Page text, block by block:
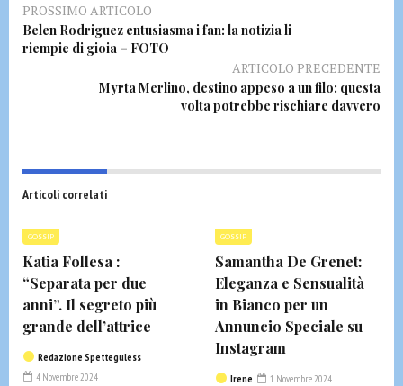
PROSSIMO ARTICOLO
Belen Rodriguez entusiasma i fan: la notizia li
riempie di gioia – FOTO
ARTICOLO PRECEDENTE
Myrta Merlino, destino appeso a un filo: questa
volta potrebbe rischiare davvero
Articoli correlati
GOSSIP
Katia Follesa :
“Separata per due
anni”. Il segreto più
grande dell’attrice
Redazione Spetteguless
4 Novembre 2024
GOSSIP
Samantha De Grenet:
Eleganza e Sensualità
in Bianco per un
Annuncio Speciale su
Instagram
Irene 1 Novembre 2024